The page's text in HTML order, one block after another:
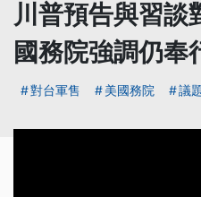
川普預告與習談
國務院強調仍奉
對台軍售 美國務院 議